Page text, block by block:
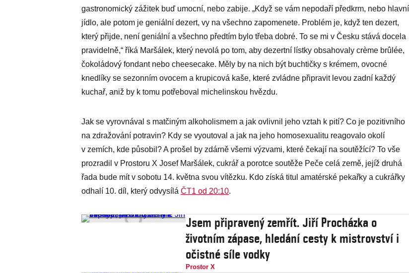
gastronomický zážitek buď umocní, nebo zabije. „Když se vám nepodaří předkrm, nebo hlavní
jídlo, ale potom je geniální dezert, vy na všechno zapomenete. Problém je, když ten dezert,
který přijde, není geniální a všechno předtím bylo třeba dobré. To se mi v Česku stává docela
pravidelně,“ říká Maršálek, který nevolá po tom, aby dezertní lístky obsahovaly crème brûlée,
čokoládový fondant nebo cheesecake. Měly by na nich být buchtičky s krémem, ovocné
knedlíky se sezonním ovocem a krupicová kaše, které zvládne připravit levou zadní každý
kuchař, aniž by k tomu potřeboval michelinskou hvězdu.
Jak se vyrovnával s matčiným alkoholismem a jak ovlivnil jeho vztah k pití? Co je pozitivního
na zdražování potravin? Kdy se vyoutoval a jak na jeho homosexualitu reagovalo okolí
v zemích, kde působil? A prošel by zdárně všemi výzvami, které čekají na soutěžící? To vše
prozradil v Prostoru X Josef Maršálek, cukrář a porotce soutěže Peče celá země, jejíž druhá
řada bude mít v sobotu 14. května svou vítězku. Kdo získá titul amatérské pekařky a cukrářky
odhalí 10. díl, který odvysílá ČT1 od 20:10.
Jsem připravený zemřít. Jiří Procházka o
životním zápase, hledání cesty k mistrovství i
očistné síle vodky
Prostor X